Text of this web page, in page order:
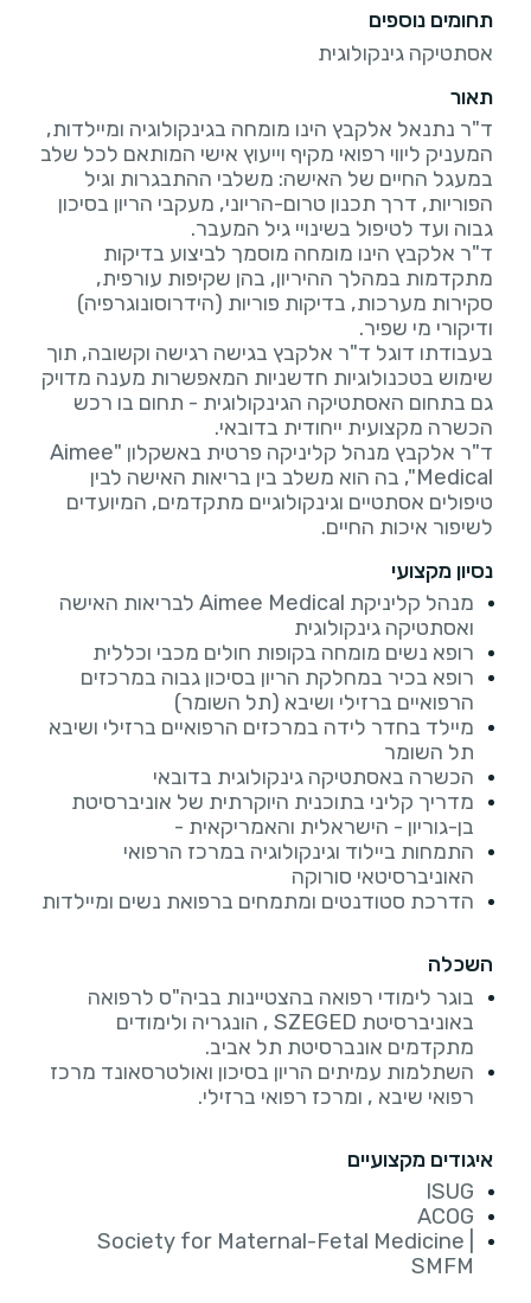
תחומים נוספים
אסתטיקה גינקולוגית
תאור
ד"ר נתנאל אלקבץ הינו מומחה בגינקולוגיה ומיילדות,
המעניק ליווי רפואי מקיף וייעוץ אישי המותאם לכל שלב
במעגל החיים של האישה: משלבי ההתבגרות וגיל
הפוריות, דרך תכנון טרום-הריוני, מעקבי הריון בסיכון
ד"ר אלקבץ הינו מומחה מוסמך לביצוע בדיקות
מתקדמות במהלך ההיריון, בהן שקיפות עורפית,
סקירות מערכות, בדיקות פוריות (הידרוסונוגרפיה)
בעבודתו דוגל ד"ר אלקבץ בגישה רגישה וקשובה, תוך
שימוש בטכנולוגיות חדשניות המאפשרות מענה מדויק
גם בתחום האסתטיקה הגינקולוגית - תחום בו רכש
ד"ר אלקבץ מנהל קליניקה פרטית באשקלון "Aimee
Medical", בה הוא משלב בין בריאות האישה לבין
טיפולים אסתטיים וגינקולוגיים מתקדמים, המיועדים
לשיפור איכות החיים.
נסיון מקצועי
מנהל קליניקת Aimee Medical לבריאות האישה
ואסתטיקה גינקולוגית
רופא נשים מומחה בקופות חולים מכבי וכללית
רופא בכיר במחלקת הריון בסיכון גבוה במרכזים
הרפואיים ברזילי ושיבא (תל השומר)
מיילד בחדר לידה במרכזים הרפואיים ברזילי ושיבא
תל השומר
הכשרה באסתטיקה גינקולוגית בדובאי
מדריך קליני בתוכנית היוקרתית של אוניברסיטת
בן-גוריון - הישראלית והאמריקאית -
התמחות ביילוד וגינקולוגיה במרכז הרפואי
האוניברסיטאי סורוקה
הדרכת סטודנטים ומתמחים ברפואת נשים ומיילדות
השכלה
בוגר לימודי רפואה בהצטיינות בביה"ס לרפואה
באוניברסיטת SZEGED , הונגריה ולימודים
מתקדמים אונברסיטת תל אביב.
השתלמות עמיתים הריון בסיכון ואולטרסאונד מרכז
רפואי שיבא , ומרכז רפואי ברזילי.
איגודים מקצועיים
ISUG
ACOG
Society for Maternal-Fetal Medicine |
SMFM